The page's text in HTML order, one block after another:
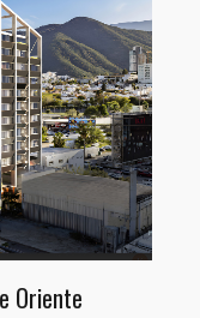
Oriente